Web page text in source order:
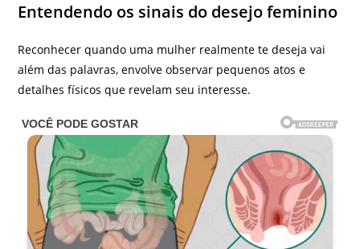
Entendendo os sinais do desejo feminino
Reconhecer quando uma mulher realmente te deseja vai
além das palavras, envolve observar pequenos atos e
detalhes físicos que revelam seu interesse.